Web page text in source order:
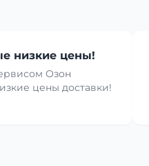
низкие цены!
Озон
цены доставки!